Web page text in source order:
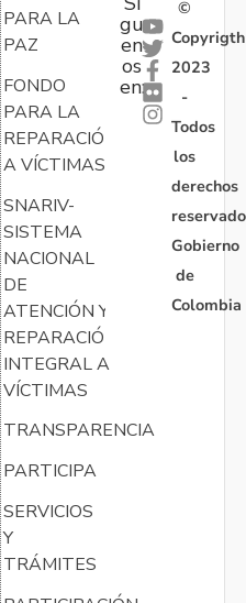
PARA LA
PAZ
FONDO
PARA LA
REPARACIÓN
A VÍCTIMAS
SNARIV-
SISTEMA
NACIONAL
DE
ATENCIÓN Y
REPARACIÓN
INTEGRAL A
VÍCTIMAS
TRANSPARENCIA
PARTICIPA
SERVICIOS
Y
TRÁMITES
gu
en
os
en:
©
Copyrigth
2023
-
Todos
los
derechos
Gobierno
de
Colombia